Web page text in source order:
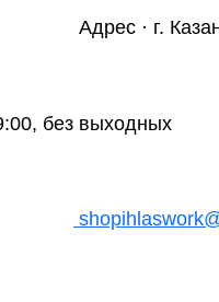
Адрес · г.
без выходных